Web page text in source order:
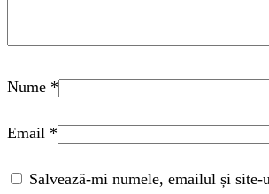
Nume *
Email *
Salvează-mi numele, emailul și site-